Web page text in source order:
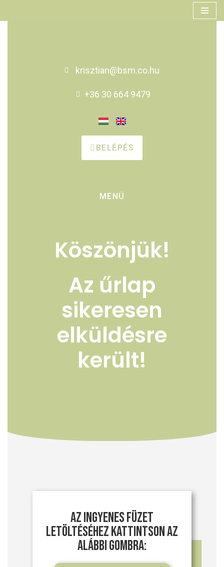
krisztian@bsm.co.hu
+36 30 664 9479
BELÉPÉS
MENÜ
Köszönjük!
Az űrlap
sikeresen
elküldésre
került!
Az ingyenes füzet
letöltéséhez kattintson az
alábbi gombra: